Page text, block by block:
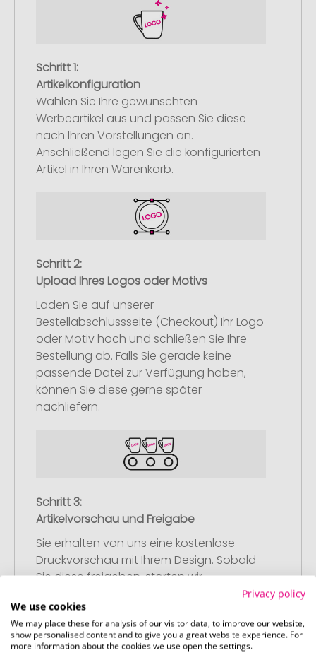
Schritt 1:
Artikelkonfiguration
Wählen Sie Ihre gewünschten
Werbeartikel aus und passen Sie diese
nach Ihren Vorstellungen an.
Anschließend legen Sie die konfigurierten
Artikel in Ihren Warenkorb.
Schritt 2:
Upload Ihres Logos oder Motivs
Laden Sie auf unserer
Bestellabschlussseite (Checkout) Ihr Logo
oder Motiv hoch und schließen Sie Ihre
Bestellung ab. Falls Sie gerade keine
passende Datei zur Verfügung haben,
können Sie diese gerne später
nachliefern.
Schritt 3:
Artikelvorschau und Freigabe
Sie erhalten von uns eine kostenlose
Druckvorschau mit Ihrem Design. Sobald
Sie diese freigeben, starten wir
Privacy policy
We use cookies
We may place these for analysis of our visitor data, to improve our website,
show personalised content and to give you a great website experience. For
more information about the cookies we use open the settings.